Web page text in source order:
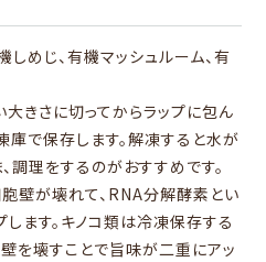
めじ、有機マッシュルーム、有
きさに切ってからラップに包ん
庫で保存します。解凍すると水が
調理をするのがおすすめです。
壁が壊れて、RNA分解酵素とい
ます。キノコ類は冷凍保存する
を壊すことで旨味が二重にアッ